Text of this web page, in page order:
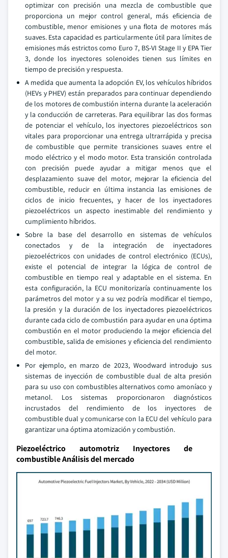
optimizar con precisión una mezcla de combustible que
proporciona un mejor control general, más eficiencia de
combustible, menor emisiones y una flota de motores más
suaves. Esta capacidad es particularmente útil para límites de
emisiones más estrictos como Euro 7, BS-VI Stage II y EPA Tier
3, donde los inyectores solenoides tienen sus límites en
tiempo de precisión y respuesta.
A medida que aumenta la adopción EV, los vehículos híbridos
(HEVs y PHEV) están preparados para continuar dependiendo
de los motores de combustión interna durante la aceleración
y la conducción de carreteras. Para equilibrar las dos formas
de potenciar el vehículo, los inyectores piezoeléctricos son
vitales para proporcionar una entrega ultrarrápida y precisa
de combustible que permite transiciones suaves entre el
modo eléctrico y el modo motor. Esta transición controlada
con precisión puede ayudar a mitigar menos que el
desplazamiento suave del motor, mejorar la eficiencia del
combustible, reducir en última instancia las emisiones de
ciclos de inicio frecuentes, y hacer de los inyectadores
piezoeléctricos un aspecto inestimable del rendimiento y
cumplimiento híbridos.
Sobre la base del desarrollo en sistemas de vehículos
conectados y de la integración de inyectadores
piezoeléctricos con unidades de control electrónico (ECUs),
existe el potencial de integrar la lógica de control de
combustible en tiempo real y adaptable en el sistema. En
esta configuración, la ECU monitorizaría continuamente los
parámetros del motor y a su vez podría modificar el tiempo,
la presión y la duración de los inyectadores piezoeléctricos
durante cada ciclo de combustión para ayudar en una óptima
combustión en el motor produciendo la mejor eficiencia del
combustible, salida de emisiones y eficiencia del rendimiento
del motor.
Por ejemplo, en marzo de 2023, Woodward introdujo sus
sistemas de inyección de combustible dual de alta presión
para su uso con combustibles alternativos como amoníaco y
metanol. Los sistemas proporcionaron diagnósticos
incrustados del rendimiento de los inyectores de
combustible dual y comunicarse con la ECU del vehículo para
garantizar una óptima atomización y combustión.
Piezoeléctrico automotriz Inyectores de
combustible Análisis del mercado